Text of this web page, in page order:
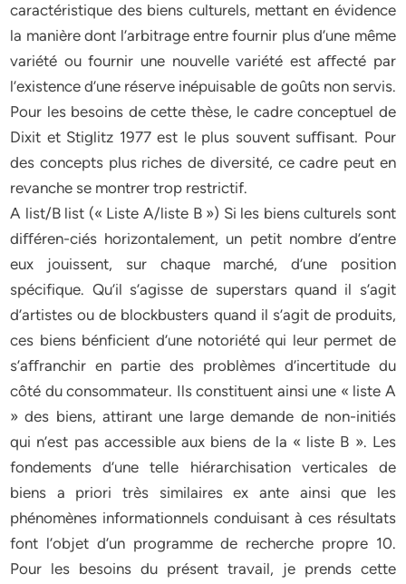
caractéristique des biens culturels, mettant en évidence
la manière dont l’arbitrage entre fournir plus d’une même
variété ou fournir une nouvelle variété est aﬀecté par
l’existence d’une réserve inépuisable de goûts non servis.
Pour les besoins de cette thèse, le cadre conceptuel de
Dixit et Stiglitz 1977 est le plus souvent suﬃsant. Pour
des concepts plus riches de diversité, ce cadre peut en
revanche se montrer trop restrictif.
A list/B list (« Liste A/liste B ») Si les biens culturels sont
diﬀéren-ciés horizontalement, un petit nombre d’entre
eux jouissent, sur chaque marché, d’une position
spécifique. Qu’il s’agisse de superstars quand il s’agit
d’artistes ou de blockbusters quand il s’agit de produits,
ces biens bénficient d’une notoriété qui leur permet de
s’aﬀranchir en partie des problèmes d’incertitude du
côté du consommateur. Ils constituent ainsi une « liste A
» des biens, attirant une large demande de non-initiés
qui n’est pas accessible aux biens de la « liste B ». Les
fondements d’une telle hiérarchisation verticales de
biens a priori très similaires ex ante ainsi que les
phénomènes informationnels conduisant à ces résultats
font l’objet d’un programme de recherche propre 10.
Pour les besoins du présent travail, je prends cette